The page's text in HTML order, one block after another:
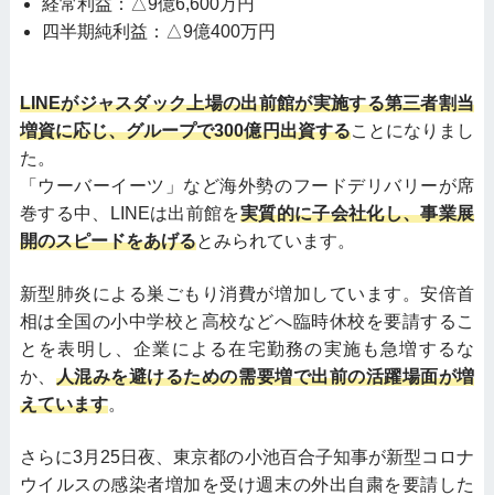
四半期純利益：△9億400万円
LINEがジャスダック上場の出前館が実施する第三者割当
増資に応じ、グループで300億円出資することになりまし
た。
「ウーバーイーツ」など海外勢のフードデリバリーが席
巻する中、LINEは出前館を実質的に子会社化し、事業展
開のスピードをあげるとみられています。
新型肺炎による巣ごもり消費が増加しています。安倍首
相は全国の小中学校と高校などへ臨時休校を要請するこ
とを表明し、企業による在宅勤務の実施も急増するな
か、 人混みを避けるための需要増で出前の活躍場面が増
えています。
さらに3月25日夜、東京都の小池百合子知事が新型コロナ
ウイルスの感染者増加を受け週末の外出自粛を要請した